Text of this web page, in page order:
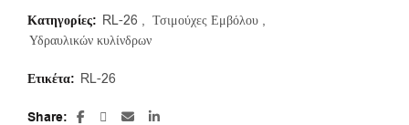
Κατηγορίες: RL-26 , Τσιμούχες Εμβόλου ,
Υδραυλικών κυλίνδρων
Ετικέτα: RL-26
Share